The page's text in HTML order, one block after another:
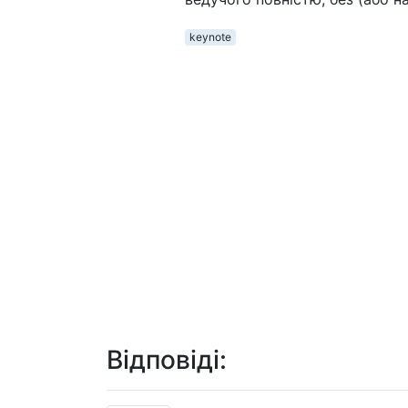
keynote
Відповіді: